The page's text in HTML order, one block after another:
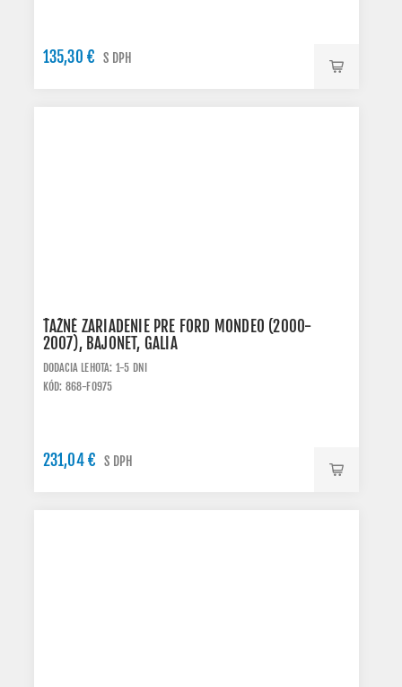
135,30 € S DPH
ŤAŽNÉ ZARIADENIE PRE FORD MONDEO (2000-
2007), BAJONET, GALIA
DODACIA LEHOTA: 1-5 DNI
KÓD: 868-F0975
231,04 € S DPH